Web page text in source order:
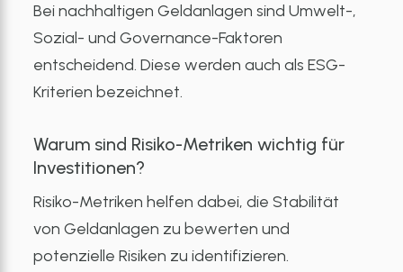
Bei nachhaltigen Geldanlagen sind Umwelt-,
Sozial- und Governance-Faktoren
entscheidend. Diese werden auch als ESG-
Kriterien bezeichnet.
Warum sind Risiko-Metriken wichtig für
Investitionen?
Risiko-Metriken helfen dabei, die Stabilität
von Geldanlagen zu bewerten und
potenzielle Risiken zu identifizieren.